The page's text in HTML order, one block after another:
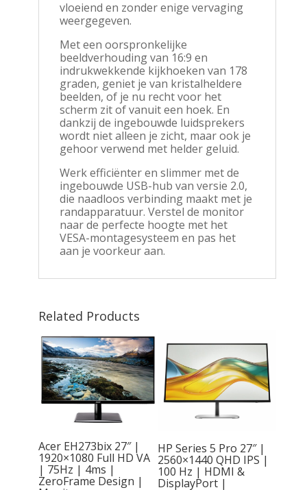
vloeiend en zonder enige vervaging
weergegeven.
Met een oorspronkelijke
beeldverhouding van 16:9 en
indrukwekkende kijkhoeken van 178
graden, geniet je van kristalheldere
beelden, of je nu recht voor het
scherm zit of vanuit een hoek. En
dankzij de ingebouwde luidsprekers
wordt niet alleen je zicht, maar ook je
gehoor verwend met helder geluid.
Werk efficiënter en slimmer met de
ingebouwde USB-hub van versie 2.0,
die naadloos verbinding maakt met je
randapparatuur. Verstel de monitor
naar de perfecte hoogte met het
VESA-montagesysteem en pas het
aan je voorkeur aan.
Related Products
Acer EH273bix 27″ |
1920×1080 Full HD VA
| 75Hz | 4ms |
ZeroFrame Design |
HP Series 5 Pro 27″ |
2560×1440 QHD IPS |
100 Hz | HDMI &
DisplayPort |